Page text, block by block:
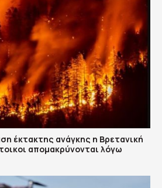
έκτακτης ανάγκης η Βρετανική
απομακρύνονται λόγω